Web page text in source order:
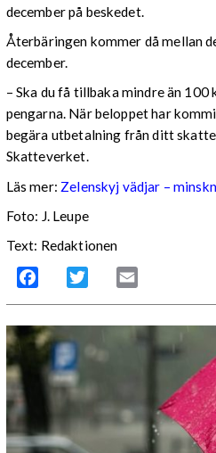
december på beskedet.
Återbäringen kommer då mellan
december.
– Ska du få tillbaka mindre än
pengarna. När beloppet har
begära utbetalning från ditt
Skatteverket.
Läs mer: Zelenskyj vädjar –
Foto: J. Leupe
Text: Redaktionen
Facebook Twitter